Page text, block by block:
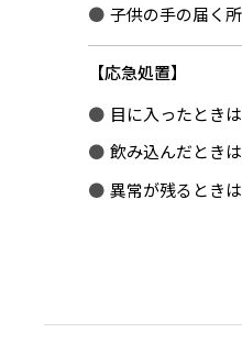
子供の手の届く
応急処置
目に入ったとき
飲み込んだとき
異常が残るとき